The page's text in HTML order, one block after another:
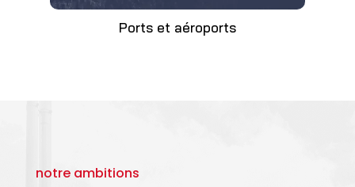
Ports et aéroports
notre ambitions